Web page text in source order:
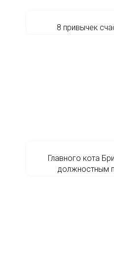
8 привычек
Главного кота
должностным